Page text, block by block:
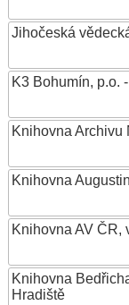
Jihočeská
K3 Bohumín, p.o.
Knihovna Archivu
Knihovna
Knihovna AV ČR,
Knihovna
Hradiště